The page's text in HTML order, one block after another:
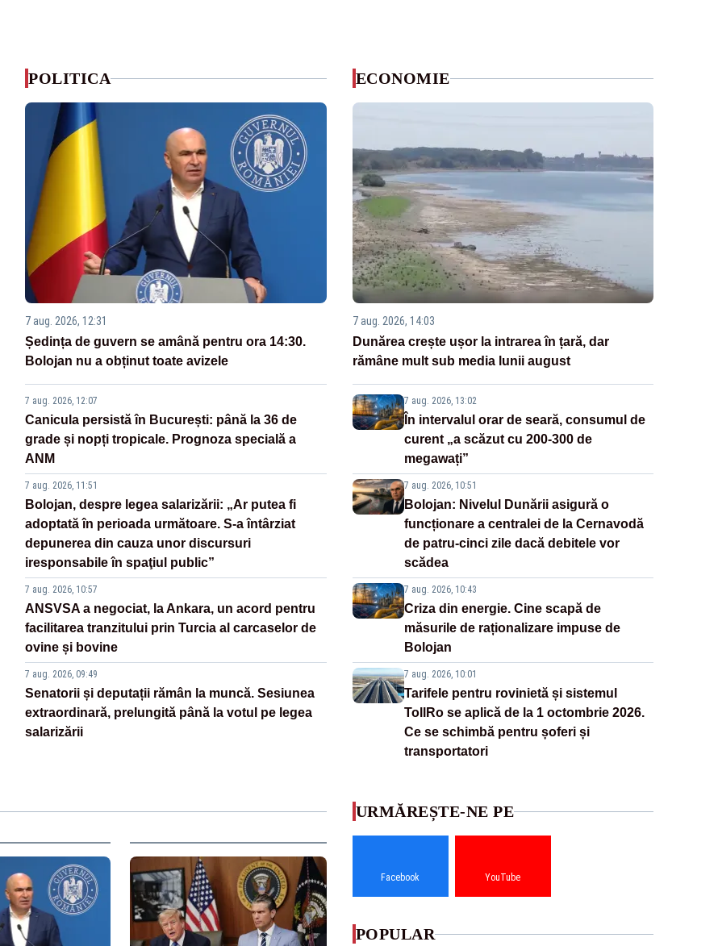
POLITICA
7 aug. 2026, 12:31
Ședința de guvern se amână pentru ora 14:30.
Bolojan nu a obținut toate avizele
7 aug. 2026, 12:07
Canicula persistă în București: până la 36 de
grade și nopți tropicale. Prognoza specială a
ANM
7 aug. 2026, 11:51
Bolojan, despre legea salarizării: „Ar putea fi
adoptată în perioada următoare. S-a întârziat
depunerea din cauza unor discursuri
iresponsabile în spaţiul public”
7 aug. 2026, 10:57
ANSVSA a negociat, la Ankara, un acord pentru
facilitarea tranzitului prin Turcia al carcaselor de
ovine și bovine
7 aug. 2026, 09:49
Senatorii și deputații rămân la muncă. Sesiunea
extraordinară, prelungită până la votul pe legea
salarizării
ECONOMIE
7 aug. 2026, 14:03
Dunărea crește ușor la intrarea în țară, dar
rămâne mult sub media lunii august
7 aug. 2026, 13:02
În intervalul orar de seară, consumul de
curent „a scăzut cu 200-300 de
megawați”
7 aug. 2026, 10:51
Bolojan: Nivelul Dunării asigură o
funcționare a centralei de la Cernavodă
de patru-cinci zile dacă debitele vor
scădea
7 aug. 2026, 10:43
Criza din energie. Cine scapă de
măsurile de raționalizare impuse de
Bolojan
7 aug. 2026, 10:01
Tarifele pentru rovinietă și sistemul
TollRo se aplică de la 1 octombrie 2026.
Ce se schimbă pentru șoferi și
transportatori
URMĂREȘTE-NE PE
Facebook YouTube
POPULAR